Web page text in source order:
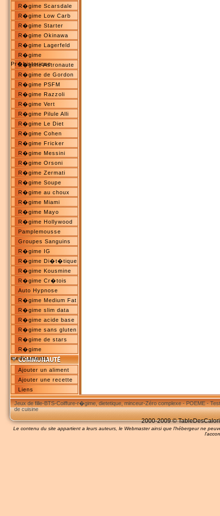
R�gime Scarsdale
R�gime Low Carb
R�gime Starter
R�gime Okinawa
R�gime Lagerfeld
R�gime
Pr�historique
R�gime Astronaute
R�gime de Gordon
R�gime PSFM
R�gime Razzoli
R�gime Vert
R�gime Pilule Alli
R�gime Le Diet
R�gime Cohen
R�gime Fricker
R�gime Messini
R�gime Orsoni
R�gime Zermati
R�gime Soupe
R�gime au choux
R�gime Miami
R�gime Mayo
R�gime Hollywood
Pamplemousse
Groupes Sanguins
R�gime IG
R�gime Di�t�tique
R�gime Kousmine
R�gime Cr�tois
Auto Hypnose
R�gime Medium Fat
R�gime slim data
R�gime acide base
R�gime sans gluten
R�gime de stars
R�gime
medicaments
Ajouter un aliment
Ajouter une recette
Liens
Jeux de fille-BTS-Coiffure-r�gime, dietetique, minceur-Zéro complexe-POEME-
de cuisine
2000-2009 ©
Le contenu du site appartient a leurs auteurs, le Webmaster ainsi que l'hébergeur ne